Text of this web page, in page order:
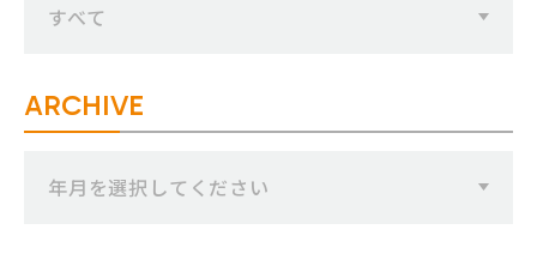
すべて
ARCHIVE
年月を選択してください